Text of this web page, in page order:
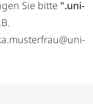
Sie bitte ".uni-